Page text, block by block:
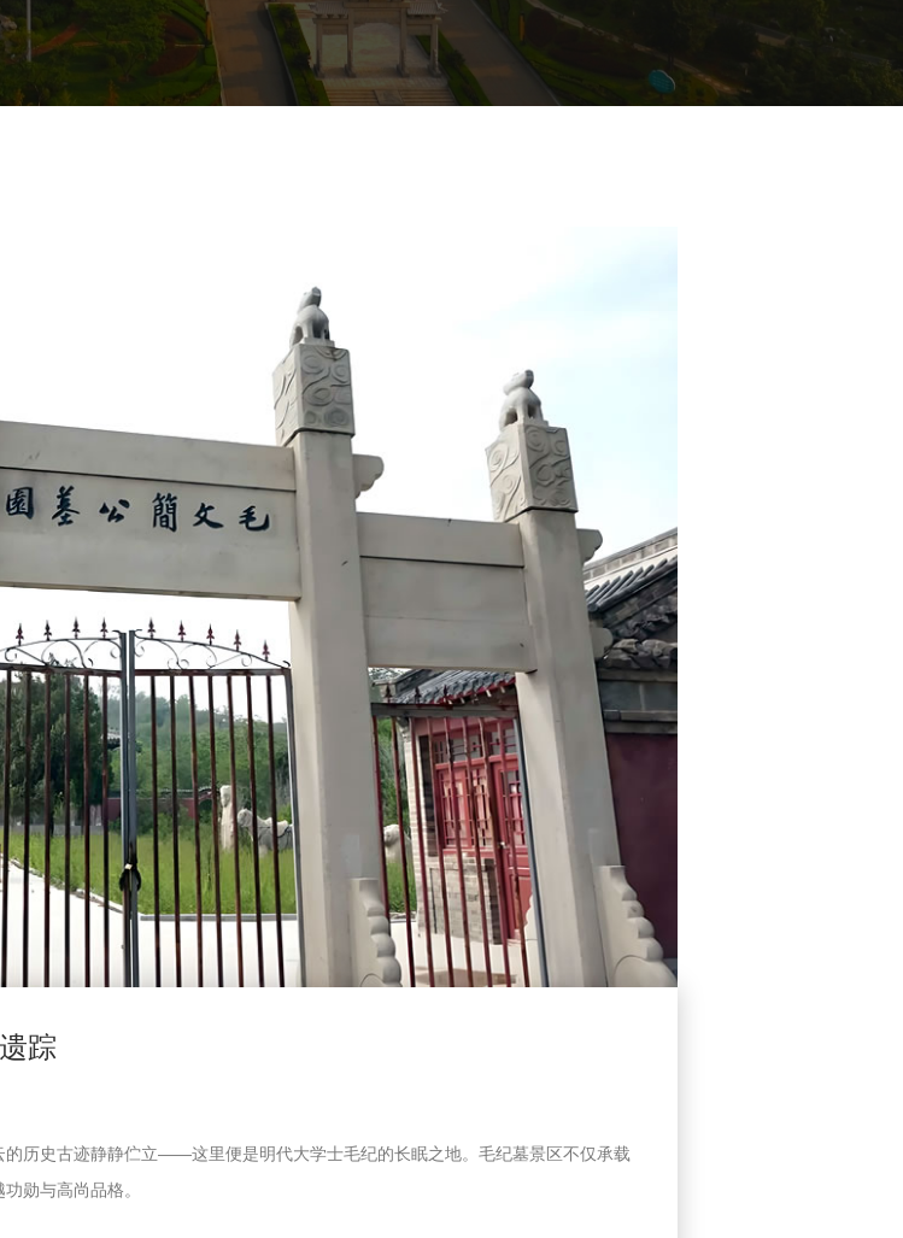
踪
历史古迹静静伫立——这里便是明代大学士毛纪的长眠之地。毛纪墓景区不仅承载
勋与高尚品格。